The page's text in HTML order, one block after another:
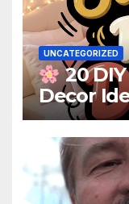
UNCATEGORIZED
20
Decor